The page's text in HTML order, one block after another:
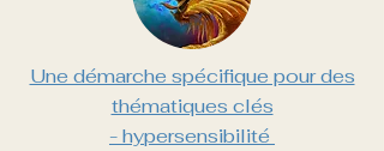
Une démarche spécifique pour des
thématiques clés
- hypersensibilité